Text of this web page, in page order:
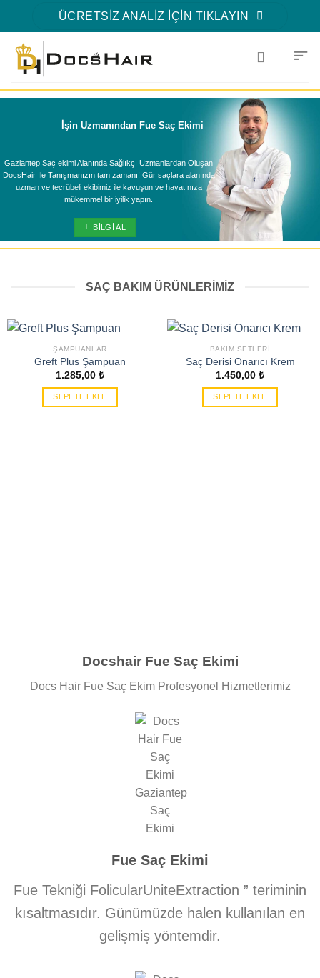
ÜCRETSİZ ANALİZ İÇİN TIKLAYIN
Gaziantep Saç ekimi Alanında Sağlıkçı Uzmanlardan Oluşan
DocsHair İle Tanışmanızın tam zamanı! Gür saçlara alanında
uzman ve tecrübeli ekibimiz ile kavuşun ve hayatınıza
mükemmel bir iyilik yapın.
BILGI AL
İşin Uzmanından Fue Saç Ekimi
SAÇ BAKIM ÜRÜNLERIMIZ
ŞAMPUANLAR
Greft Plus Şampuan
1.285,00 ₺
SEPETE EKLE
BAKIM SETLERI
Saç Derisi Onarıcı Krem
1.450,00 ₺
SEPETE EKLE
Docshair Fue Saç Ekimi
Docs Hair Fue Saç Ekim Profesyonel Hizmetlerimiz
Fue Saç Ekimi
Fue Tekniği FolicularUniteExtraction ” teriminin
kısaltmasıdır. Günümüzde halen kullanılan en
gelişmiş yöntemdir.